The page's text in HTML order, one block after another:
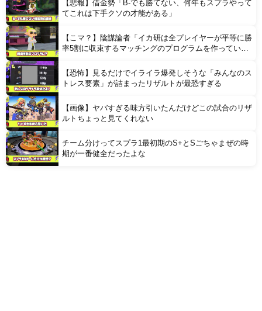
【悲報】借金勢「B-でも勝てない、何年もスプラやって
てこれは下手クソの才能がある」
【こマ？】陰謀論者「イカ研は全プレイヤーが平等に勝
率5割に収束するマッチングのプログラムを作ってい
【恐怖】見るだけでイライラ爆発しそうな「みんなのス
トレス要素」が詰まったリザルトが最恐すぎる
【画像】ヤバすぎる味方引いたんだけどこの試合のリザ
ルトちょっと見てくれない
チーム分けってスプラ1最初期のS+とSごちゃまぜの時
期が一番健全だったよな